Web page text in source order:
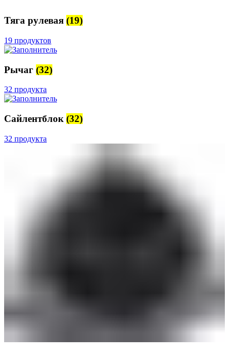
Тяга рулевая (19)
19 продуктов
Рычаг (32)
32 продукта
Сайлентблок (32)
32 продукта